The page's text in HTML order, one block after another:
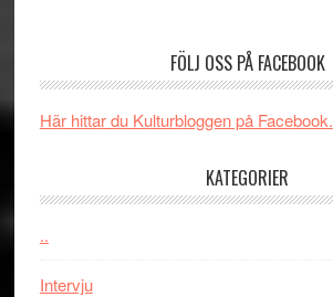
FÖLJ OSS PÅ FACEBOOK
Här hittar du Kulturbloggen på Facebook.
KATEGORIER
..
Intervju